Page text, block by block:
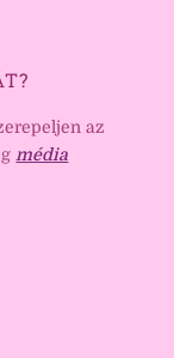
az
média